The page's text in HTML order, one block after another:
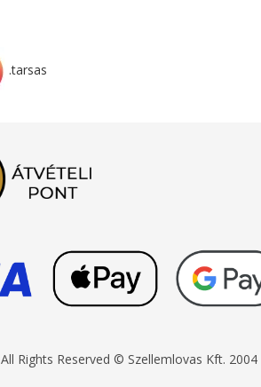
.tarsas
All Rights Reserved © Szellemlovas Kft.